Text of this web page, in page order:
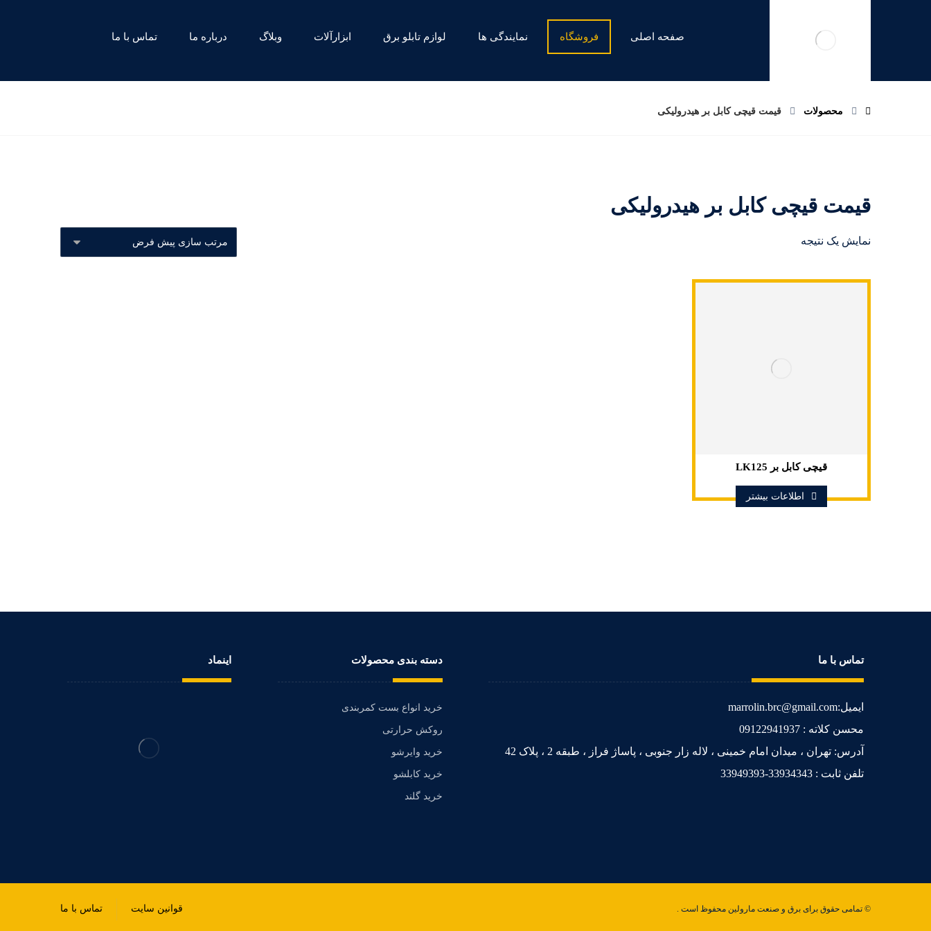
صفحه اصلی فروشگاه نمایندگی ها لوازم تابلو برق ابزارآلات وبلاگ درباره ما تماس با ما
محصولات قیمت قیچی کابل بر هیدرولیکی
قیمت قیچی کابل بر هیدرولیکی
نمایش یک نتیجه
قیچی کابل بر LK125
اطلاعات بیشتر
تماس با ما
ایمیل:marrolin.brc@gmail.com
محسن کلاته : 09122941937
آدرس: تهران ، میدان امام خمینی ، لاله زار جنوبی ، پاساژ فراز ، طبقه 2 ، پلاک 42
تلفن ثابت : 33934343-33949393
دسته بندی محصولات
خرید انواع بست کمربندی
روکش حرارتی
خرید وایرشو
خرید کابلشو
خرید گلند
اینماد
© تمامی حقوق برای برق و صنعت مارولین محفوظ است . تماس با ما قوانین سایت